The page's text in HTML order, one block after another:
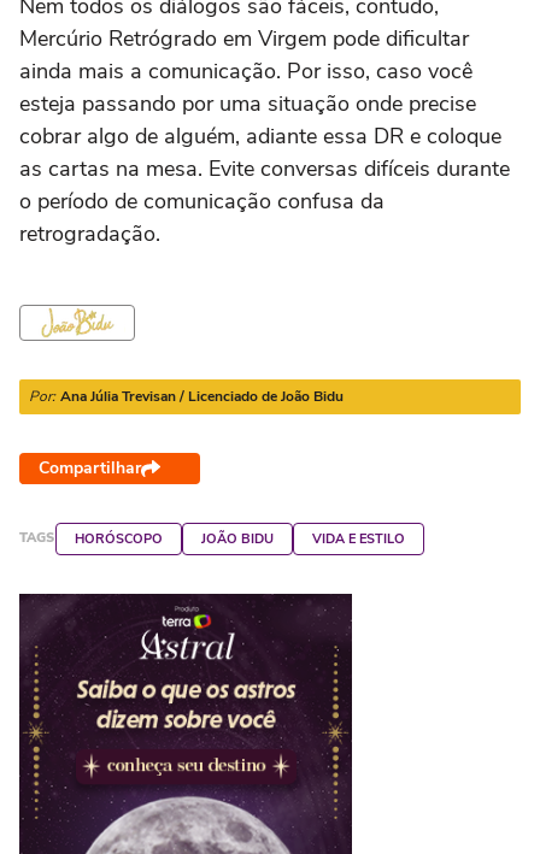
Mercúrio Retrógrado em Virgem pode dificultar
ainda mais a comunicação. Por isso, caso você
esteja passando por uma situação onde precise
cobrar algo de alguém, adiante essa DR e coloque
as cartas na mesa. Evite conversas difíceis durante
o período de comunicação confusa da
retrogradação.
Por: Ana Júlia Trevisan / Licenciado de João Bidu
Compartilhar
TAGS HORÓSCOPO JOÃO BIDU VIDA E ESTILO